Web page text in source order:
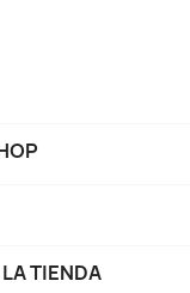
TIENDA